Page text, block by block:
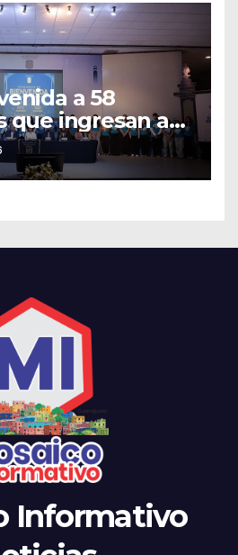
a 58
que ingresan a
programas de
Informativo